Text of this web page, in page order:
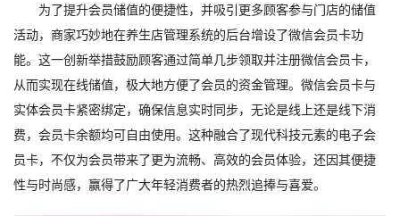
为了提升会员储值的便捷性，并吸引更多顾客参与门店的储值
活动，商家巧妙地在养生店管理系统的后台增设了微信会员卡功
能。这一创新举措鼓励顾客通过简单几步领取并注册微信会员卡，
从而实现在线储值，极大地方便了会员的资金管理。微信会员卡与
实体会员卡紧密绑定，确保信息实时同步，无论是线上还是线下消
费，会员卡余额均可自由使用。这种融合了现代科技元素的电子会
员卡，不仅为会员带来了更为流畅、高效的会员体验，还因其便捷
性与时尚感，赢得了广大年轻消费者的热烈追捧与喜爱。